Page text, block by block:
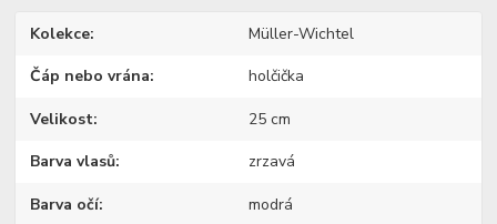
Kolekce Müller-Wichtel
Čáp nebo vrána holčička
Velikost 25 cm
Barva vlasů zrzavá
Barva očí modrá